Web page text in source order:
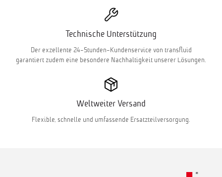
Technische Unterstützung
Der exzellente 24-Stunden-Kundenservice von transfluid
garantiert zudem eine besondere Nachhaltigkeit unserer Lösungen.
Weltweiter Versand
Flexible, schnelle und umfassende Ersatzteilversorgung.